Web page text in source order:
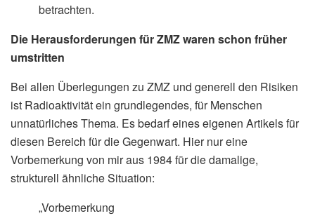
betrachten.
Die Herausforderungen für ZMZ waren schon früher
umstritten
Bei allen Überlegungen zu ZMZ und generell den Risiken
ist Radioaktivität ein grundlegendes, für Menschen
unnatürliches Thema. Es bedarf eines eigenen Artikels für
diesen Bereich für die Gegenwart. Hier nur eine
Vorbemerkung von mir aus 1984 für die damalige,
strukturell ähnliche Situation:
„Vorbemerkung